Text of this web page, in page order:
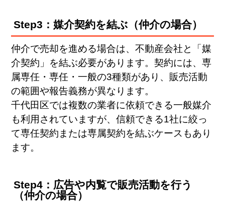
Step3：媒介契約を結ぶ（仲介の場合）
仲介で売却を進める場合は、不動産会社と「媒
介契約」を結ぶ必要があります。契約には、専
属専任・専任・一般の3種類があり、販売活動
の範囲や報告義務が異なります。
千代田区では複数の業者に依頼できる一般媒介
も利用されていますが、信頼できる1社に絞っ
て専任契約または専属契約を結ぶケースもあり
ます。
Step4：広告や内覧で販売活動を行う
（仲介の場合）